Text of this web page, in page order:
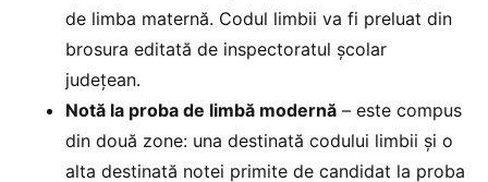
de limba maternă. Codul limbii va fi preluat din
brosura editată de inspectoratul şcolar
judeţean.
Notă la proba de limbă modernă – este compus
din două zone: una destinată codului limbii şi o
alta destinată notei primite de candidat la proba